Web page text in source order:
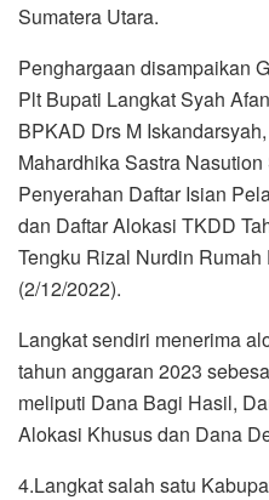
Sumatera Utara.
Penghargaan disampaikan
Plt Bupati Langkat Syah
BPKAD Drs M
Mahardhika Sastra
Penyerahan Daftar Isian
dan Daftar Alokasi TKDD
Tengku Rizal Nurdin
(2/12/2022).
Langkat sendiri menerima
tahun anggaran 2023
meliputi Dana Bagi Hasil,
Alokasi Khusus dan Dana
4.Langkat salah satu